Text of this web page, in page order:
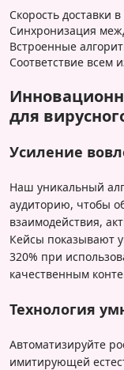
Скорость доставки
Синхронизация
Встроенные
Соответствие всем
для
Усиление
Наш уникальный
аудиторию, чтобы
взаимодействия,
Кейсы показывают
320% при
качественным
Технология
Автоматизируйте
имитирующей